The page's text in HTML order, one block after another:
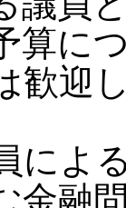
算に
歓迎
によ
金融